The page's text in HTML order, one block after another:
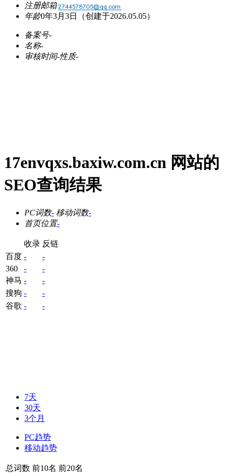
注册邮箱
年龄0年3月3日 （创建于2026.05.05）
备案号-
名称-
审核时间-性质-
17envqxs.baxiw.com.cn 网站的
SEO查询结果
PC词数- 移动词数-
首页位置-
收录 反链
百度 -
-
360
-
-
神马 -
-
搜狗 -
-
谷歌 - -
7天
30天
3个月
PC趋势
移动趋势
总词数 前10名 前20名